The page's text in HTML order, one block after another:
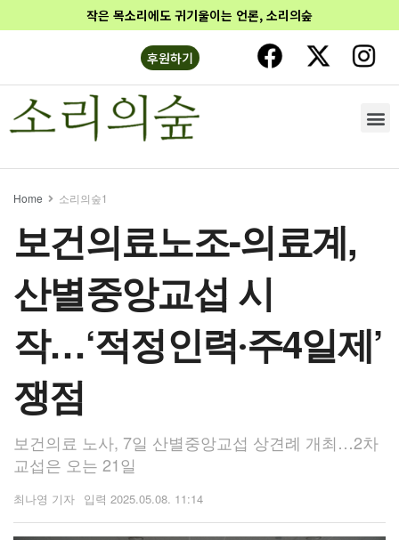
작은 목소리에도 귀기울이는 언론, 소리의숲
후원하기
Home 소리의숲1
보건의료노조-의료계,
산별중앙교섭 시
작…‘적정인력‧주4일제’
쟁점
보건의료 노사, 7일 산별중앙교섭 상견례 개최…2차
교섭은 오는 21일
최나영 기자 2025.05.08. 11:14